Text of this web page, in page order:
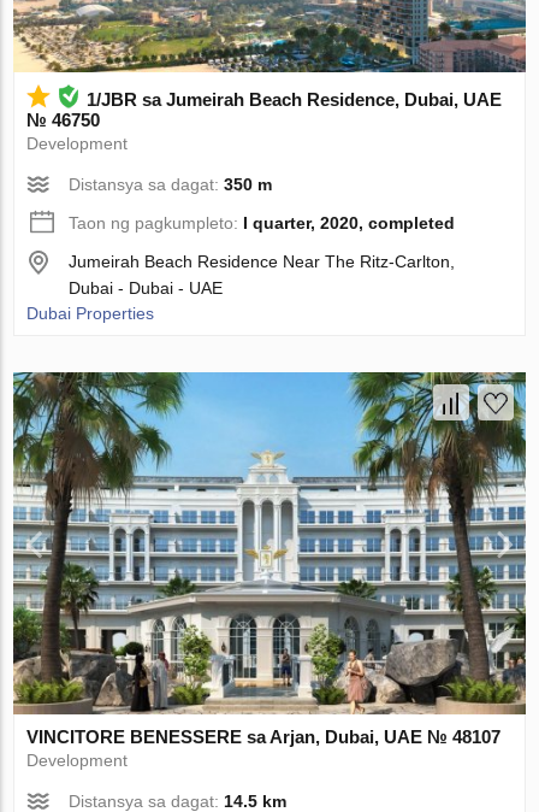
1/JBR sa Jumeirah Beach Residence, Dubai, UAE
№ 46750
Development
Distansya sa dagat:350 m
Taon ng pagkumpleto: I quarter, 2020, completed
Jumeirah Beach Residence Near The Ritz-Carlton,
Dubai - Dubai - UAE
Dubai Properties
VINCITORE BENESSERE sa Arjan, Dubai, UAE № 48107
Development
Distansya sa dagat: 14.5 km